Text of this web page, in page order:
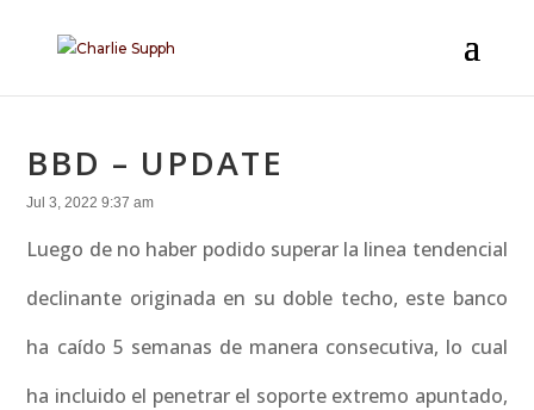
BBD – UPDATE
Jul 3, 2022 9:37 am
Luego de no haber podido superar la linea tendencial
declinante originada en su doble techo, este banco
ha caído 5 semanas de manera consecutiva, lo cual
ha incluido el penetrar el soporte extremo apuntado,